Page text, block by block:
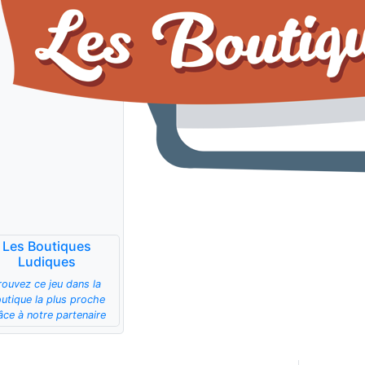
Les Boutiques
Ludiques
ce jeu dans la
la plus proche
à notre partenaire